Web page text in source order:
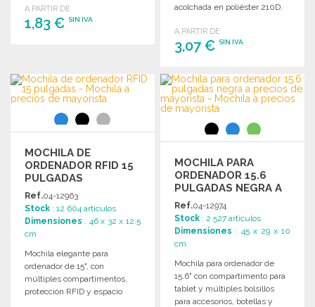
A PARTIR DE
1,83 € SIN IVA
Solicitar un presupuesto
acolchada en poliéster 210D.
A PARTIR DE
3,07 €SIN IVA
PEDIR
Solicitar un presupuesto
MOCHILA DE
ORDENADOR RFID 15
PULGADAS
Ref.04-12963
Stock : 12 604 artículos
Dimensiones : 46 x 32 x 12.5
cm
Mochila elegante para
ordenador de 15", con
múltiples compartimentos,
protección RFID y espacio
MOCHILA PARA
ORDENADOR 15.6
PULGADAS NEGRA A
PRECIOS DE
MAYORISTA
Ref.04-12974
Stock : 2 527 artículos
Dimensiones : 45 x 29 x 10
cm
Mochila para ordenador de
15.6" con compartimento para
tablet y múltiples bolsillos
para accesorios, botellas y